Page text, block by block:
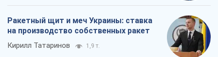
Ракетный щит и меч Украины: ставка
на производство собственных ракет
Кирилл Татаринов 1,9 т.